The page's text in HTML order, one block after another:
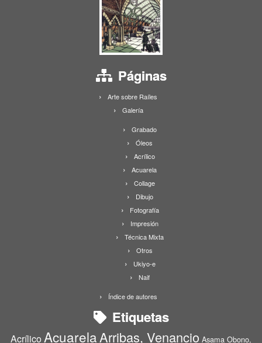
Páginas
Arte sobre Raíles
Galería
Grabado
Óleos
Acrílico
Acuarela
Collage
Dibujo
Fotografía
Impresión
Técnica Mixta
Otros
Ukiyo-e
Naif
Índice de autores
Etiquetas
Acrílico AcuarelaArribas, Venancio Asama Obono,